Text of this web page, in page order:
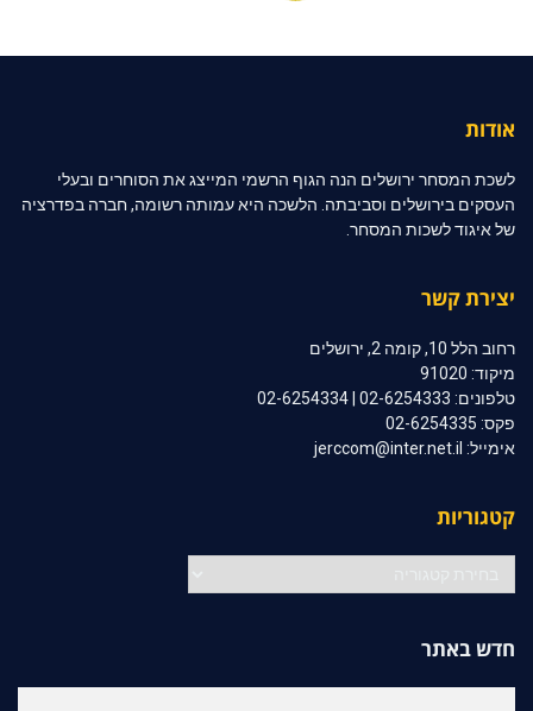
אודות
לשכת המסחר ירושלים הנה הגוף הרשמי המייצג את הסוחרים ובעלי
העסקים בירושלים וסביבתה. הלשכה היא עמותה רשומה, חברה בפדרציה
של איגוד לשכות המסחר.
יצירת קשר
רחוב הלל 10, קומה 2, ירושלים
מיקוד: 91020
טלפונים: 02-6254333 | 02-6254334
פקס: 02-6254335
אימייל: jerccom@inter.net.il
קטגוריות
חדש באתר